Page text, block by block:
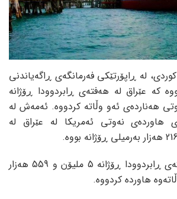
لە ڕاپۆرتێکی فەرمانگەی ڕاگەیاندنی
کە عێراق لە هەفتەی ڕابردوودا ڕۆژانە
نەوتی هەناردەی ئەو وڵاتە کردووە. ئەمەش لە
هاوردەی نەوتی ئەمریکا لە عێراق لە
ئەمریکا لە هەفتەی ڕابردوودا ڕۆژانە 5 ملیۆن و 559 هەزار